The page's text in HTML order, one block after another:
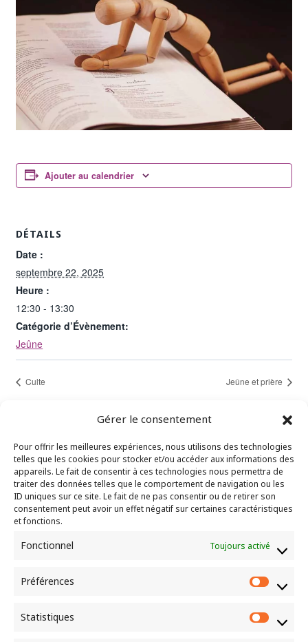
Gérer le consentement
Pour offrir les meilleures expériences, nous utilisons des technologies
telles que les cookies pour stocker et/ou accéder aux informations des
appareils. Le fait de consentir à ces technologies nous permettra de
traiter des données telles que le comportement de navigation ou les
ID uniques sur ce site. Le fait de ne pas consentir ou de retirer son
consentement peut avoir un effet négatif sur certaines caractéristiques
et fonctions.
Fonctionnel Toujours activé
Préférences
Statistiques
Ajouter au calendrier
DÉTAILS
Date :
septembre 22, 2025
Heure :
12:30 - 13:30
Catégorie d’Évènement:
Jeûne
Culte Jeûne et prière
"Là où deux ou trois sont assemblés en mon
nom, je suis au milieu d’eux." – Matthieu 18.20